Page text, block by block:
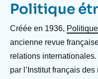
Navigation
principale
L'Ifri
Analyses
Politique
Créée en 1936,
ancienne revue
relations
par l’Institut français